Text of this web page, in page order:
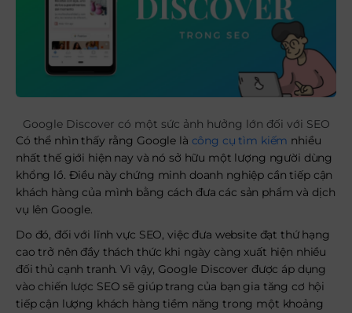
Google Discover có một sức ảnh hưởng lớn đối với SEO
Có thể nhìn thấy rằng Google là công cụ tìm kiếm nhiều
nhất thế giới hiện nay và nó sở hữu một lượng người dùng
khổng lồ. Điều này chứng minh doanh nghiệp cần tiếp cận
khách hàng của mình bằng cách đưa các sản phẩm và dịch
vụ lên Google.
Do đó, đối với lĩnh vực SEO, việc đưa website đạt thứ hạng
cao trở nên đầy thách thức khi ngày càng xuất hiện nhiều
đối thủ cạnh tranh. Vì vậy, Google Discover được áp dụng
vào chiến lược SEO sẽ giúp trang của bạn gia tăng cơ hội
tiếp cận lượng khách hàng tiềm năng trong một khoảng